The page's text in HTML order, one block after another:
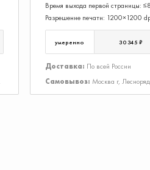
Время выхода первой страницы:
Разрешение печати: 1200×1200
Максимальный месячный объем
60 000 стр.
умеренно 30 345 ₽
Доставка: По всей России
Самовывоз: Москва г,
пер, Дом 18, Строение 2